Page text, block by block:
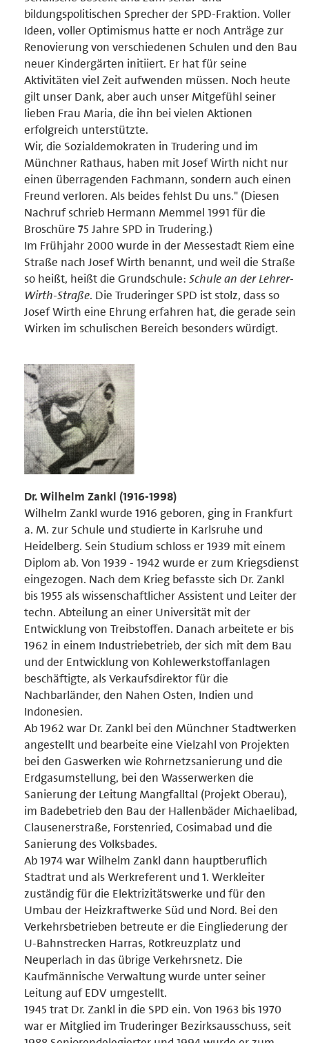
bildungspolitischen Sprecher der SPD-Fraktion. Voller
Ideen, voller Optimismus hatte er noch Anträge zur
Renovierung von verschiedenen Schulen und den Bau
neuer Kindergärten initiiert. Er hat für seine
Aktivitäten viel Zeit aufwenden müssen. Noch heute
gilt unser Dank, aber auch unser Mitgefühl seiner
lieben Frau Maria, die ihn bei vielen Aktionen
erfolgreich unterstützte.
Wir, die Sozialdemokraten in Trudering und im
Münchner Rathaus, haben mit Josef Wirth nicht nur
einen überragenden Fachmann, sondern auch einen
Freund verloren. Als beides fehlst Du uns." (Diesen
Nachruf schrieb Hermann Memmel 1991 für die
Broschüre 75 Jahre SPD in Trudering.)
Im Frühjahr 2000 wurde in der Messestadt Riem eine
Straße nach Josef Wirth benannt, und weil die Straße
so heißt, heißt die Grundschule: Schule an der Lehrer-
Wirth-Straße. Die Truderinger SPD ist stolz, dass so
Josef Wirth eine Ehrung erfahren hat, die gerade sein
Wirken im schulischen Bereich besonders würdigt.
Dr. Wilhelm Zankl (1916-1998)
Wilhelm Zankl wurde 1916 geboren, ging in Frankfurt
a. M. zur Schule und studierte in Karlsruhe und
Heidelberg. Sein Studium schloss er 1939 mit einem
Diplom ab. Von 1939 - 1942 wurde er zum Kriegsdienst
eingezogen. Nach dem Krieg befasste sich Dr. Zankl
bis 1955 als wissenschaftlicher Assistent und Leiter der
techn. Abteilung an einer Universität mit der
Entwicklung von Treibstoffen. Danach arbeitete er bis
1962 in einem Industriebetrieb, der sich mit dem Bau
und der Entwicklung von Kohlewerkstoffanlagen
beschäftigte, als Verkaufsdirektor für die
Nachbarländer, den Nahen Osten, Indien und
Indonesien.
Ab 1962 war Dr. Zankl bei den Münchner Stadtwerken
angestellt und bearbeite eine Vielzahl von Projekten
bei den Gaswerken wie Rohrnetzsanierung und die
Erdgasumstellung, bei den Wasserwerken die
Sanierung der Leitung Mangfalltal (Projekt Oberau),
im Badebetrieb den Bau der Hallenbäder Michaelibad,
Clausenerstraße, Forstenried, Cosimabad und die
Sanierung des Volksbades.
Ab 1974 war Wilhelm Zankl dann hauptberuflich
Stadtrat und als Werkreferent und 1. Werkleiter
zuständig für die Elektrizitätswerke und für den
Umbau der Heizkraftwerke Süd und Nord. Bei den
Verkehrsbetrieben betreute er die Eingliederung der
U-Bahnstrecken Harras, Rotkreuzplatz und
Neuperlach in das übrige Verkehrsnetz. Die
Kaufmännische Verwaltung wurde unter seiner
Leitung auf EDV umgestellt.
1945 trat Dr. Zankl in die SPD ein. Von 1963 bis 1970
war er Mitglied im Truderinger Bezirksausschuss, seit